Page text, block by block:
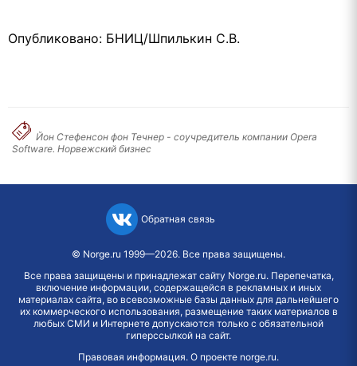
Опубликовано: БНИЦ/Шпилькин С.В.
Йон Стефенсон фон Течнер - соучредитель компании Opera
Software. Норвежский бизнес
Обратная связь
© Norge.ru 1999—2026. Все права защищены.
Все права защищены и принадлежат сайту Norge.ru. Перепечатка,
включение информации, содержащейся в рекламных и иных
материалах сайта, во всевозможные базы данных для дальнейшего
их коммерческого использования, размещение таких материалов в
любых СМИ и Интернете допускаются только с обязательной
гиперссылкой на сайт.
Правовая информация. О проекте norge.ru.